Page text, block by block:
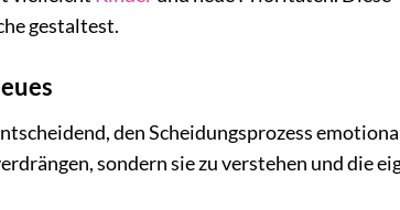
gestaltest.
den Scheidungsprozess
sondern sie zu verstehen und die